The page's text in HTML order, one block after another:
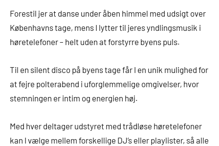
Forestil jer at danse under åben himmel med udsigt over
Københavns tage, mens I lytter til jeres yndlingsmusik i
høretelefoner – helt uden at forstyrre byens puls.
Til en silent disco på byens tage får I en unik mulighed for
at fejre polterabend i uforglemmelige omgivelser, hvor
stemningen er intim og energien høj.
Med hver deltager udstyret med trådløse høretelefoner
kan I vælge mellem forskellige DJ’s eller playlister, så alle